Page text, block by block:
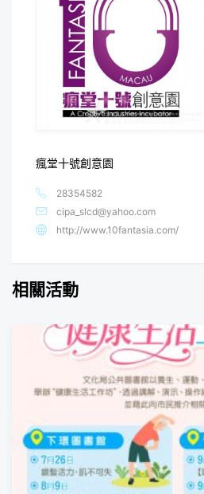
瘋堂十號創意園
28354582
cipa_slcd@yahoo.com
http://www.10fantasia.com/
相關活動